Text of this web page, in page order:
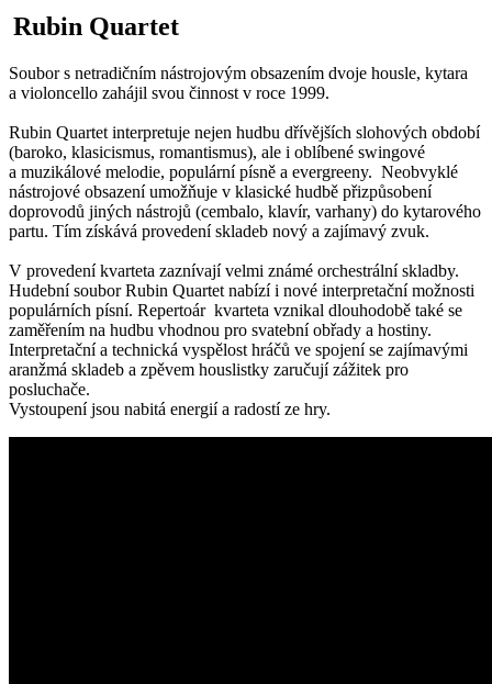
Rubin Quartet
Soubor s netradičním nástrojovým obsazením dvoje housle, kytara
a violoncello zahájil svou činnost v roce 1999.
Rubin Quartet interpretuje nejen hudbu dřívějších slohových období
(baroko, klasicismus, romantismus), ale i oblíbené swingové
a muzikálové melodie, populární písně a evergreeny. Neobvyklé
nástrojové obsazení umožňuje v klasické hudbě přizpůsobení
doprovodů jiných nástrojů (cembalo, klavír, varhany) do kytarového
partu. Tím získává provedení skladeb nový a zajímavý zvuk.
V provedení kvarteta zaznívají velmi známé orchestrální skladby.
Hudební soubor Rubin Quartet nabízí i nové interpretační možnosti
populárních písní. Repertoár kvarteta vznikal dlouhodobě také se
zaměřením na hudbu vhodnou pro svatební obřady a hostiny.
Interpretační a technická vyspělost hráčů ve spojení se zajímavými
aranžmá skladeb a zpěvem houslistky zaručují zážitek pro
posluchače.
Vystoupení jsou nabitá energií a radostí ze hry.